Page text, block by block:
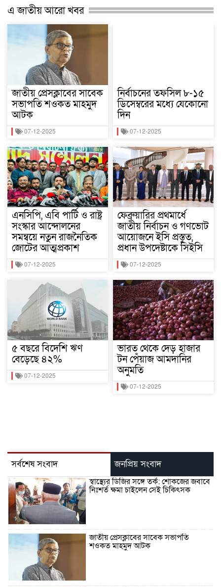
এ জাতীয় আরো খবর
জাতীয় প্রেসক্লাবের সাবেক
সভাপতি শওকত মাহমুদ
আটক
07-12-2025
এনসিপি, এবি পার্টি ও রাষ্ট্র
সংস্কার আন্দোলনের
সমন্বয়ে নতুন রাজনৈতিক
জোটের আত্মপ্রকাশ
07-12-2025
৫ বছরে বিদেশি ঋণ
বেড়েছে ৪২%
07-12-2025
নির্বাচনের তফসিল ৮-১৫
ডিসেম্বরের মধ্যে যেকোনো
দিন
07-12-2025
ফেব্রুয়ারির প্রথমার্ধে
জাতীয় নির্বাচন ও গণভোট
আয়োজনে ইসি প্রস্তুত,
প্রধান উপদেষ্টাকে সিইসি
07-12-2025
ভারত থেকে দেড় হাজার
টন পেঁয়াজ আমদানির
অনুমতি
07-12-2025
সর্বশেষ সংবাদ জনপ্রিয় সংবাদ
স্বাস্থ্যের ডিজির সঙ্গে তর্ক: শোকজের জবাবে
নিঃশর্ত ক্ষমা চাইলেন সেই চিকিৎসক
জাতীয় প্রেসক্লাবের সাবেক সভাপতি
শওকত মাহমুদ আটক